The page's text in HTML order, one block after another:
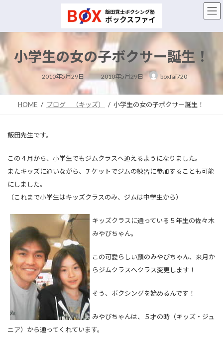
ン
ツ
へ
ス
キ
ッ
プ
ー
シ
ョ
ン
に
移
動
小学生の女の子ボクサー誕生！
2010年5月29日
最
終
:
2010年5月29日 boxfai720
HOME ブログ （キッズ） 小学生の女の子ボクサー誕生！
飯田先生です。
この４月から、小学生でもジムクラスへ通えるようになりました。
またキッズに通いながら、チケットでジムの練習に参加することも可能
にしました。
（これまで小学生はキッズクラスのみ、ジムは中学生から）
キッズクラスに通っている５年生の佐々木
みやびちゃん。
この可愛らしい顔のみやびちゃん、来月か
らジムクラスへクラス変更します！
そう、ボクシングを始めるんです！
みやびちゃんは、５才の時（キッズ・ジュ
ニア）から通ってくれています。